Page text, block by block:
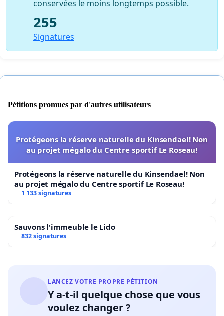
5/ Mohamed Ahmed Issa, professeur et écrivain
conservées le moins longtemps possible.
255
Signatures
Pétitions promues par d'autres utilisateurs
Protégeons la réserve naturelle du Kinsendael! Non
au projet mégalo du Centre sportif Le Roseau!
Protégeons la réserve naturelle du Kinsendael! Non
au projet mégalo du Centre sportif Le Roseau!
1 133 signatures
Sauvons l'immeuble le Lido
832 signatures
LANCEZ VOTRE PROPRE PÉTITION
Y a-t-il quelque chose que vous
voulez changer ?